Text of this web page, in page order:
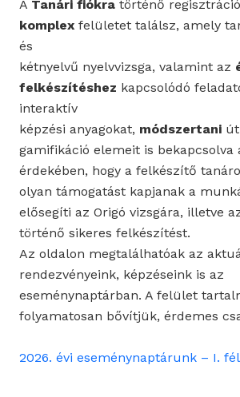
A Tanári fiókra történő
komplex felületet találsz, amely
és
kétnyelvű nyelvvizsga, valamint az
felkészítéshez kapcsolódó
interaktív
képzési anyagokat, módszertani
gamifikáció elemeit is bekapcsolva
érdekében, hogy a felkészítő
olyan támogatást kapjanak a
elősegíti az Origó vizsgára, illetve
történő sikeres felkészítést.
Az oldalon megtalálhatóak az
rendezvényeink, képzéseink is az
eseménynaptárban. A felület
folyamatosan bővítjük, érdemes
2026. évi eseménynaptárunk – I.